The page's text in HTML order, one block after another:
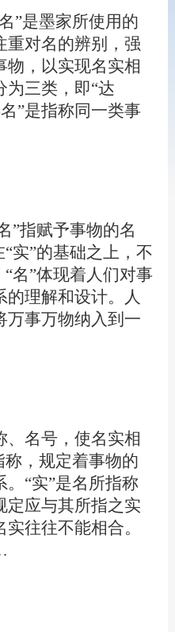
”是墨家所使用的
重对名的辨别，强
物，以实现名实相
为三类，即“达
”是指称同一类事
”指赋予事物的名
实”的基础之上，不
名”体现着人们对事
的理解和设计。人
万事万物纳入到一
、名号，使名实相
称，规定着事物的
。“实”是名所指称
定应与其所指之实
往往不能相合。